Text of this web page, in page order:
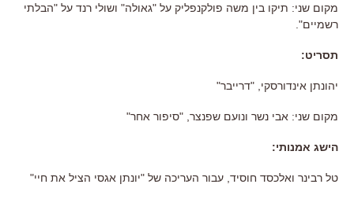
מקום שני: תיקו בין משה פולקנפליק על "גאולה" ושולי רנד על "הבלתי
רשמיים".
תסריט:
יהונתן אינדורסקי , "דרייבר"
מקום שני: אבי נשר ונועם שפנצר , "סיפור אחר"
הישג אמנותי:
טל רבינר ואלכסד חוסיד עבור העריכה של "יונתן אגסי הציל את חיי"